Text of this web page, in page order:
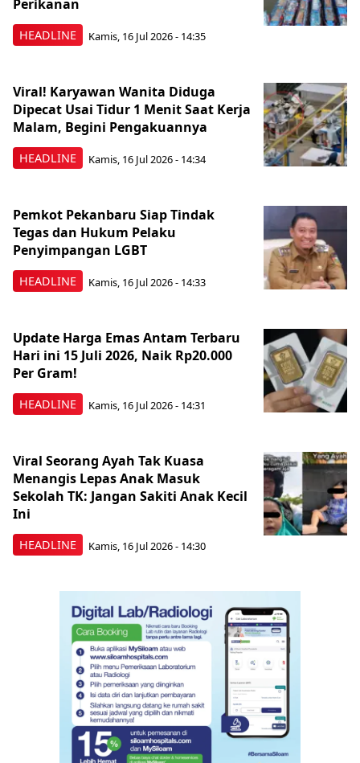
HEADLINE
Perikanan
Kamis, 16 Jul 2026 - 14:35
HEADLINE
Viral! Karyawan Wanita Diduga
Dipecat Usai Tidur 1 Menit Saat Kerja
Malam, Begini Pengakuannya
Kamis, 16 Jul 2026 - 14:34
HEADLINE
Pemkot Pekanbaru Siap Tindak
Tegas dan Hukum Pelaku
Penyimpangan LGBT
Kamis, 16 Jul 2026 - 14:33
HEADLINE
Update Harga Emas Antam Terbaru
Hari ini 15 Juli 2026, Naik Rp20.000
Per Gram!
Kamis, 16 Jul 2026 - 14:31
HEADLINE
Viral Seorang Ayah Tak Kuasa
Menangis Lepas Anak Masuk
Sekolah TK: Jangan Sakiti Anak Kecil
Ini
Kamis, 16 Jul 2026 - 14:30